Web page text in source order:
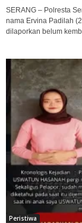
SERANG – Polresta
nama Ervina Padilah
dilaporkan belum
Peristiwa